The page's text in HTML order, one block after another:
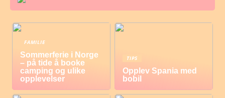
FAMILIE
Sommerferie i Norge
– på tide å booke
camping og ulike
opplevelser
TIPS
Opplev Spania med
bobil